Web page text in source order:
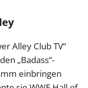
Alley Club TV“
„Badass“-
einbringen